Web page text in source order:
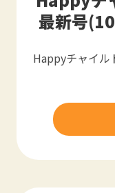
最新号
Happyチャイル